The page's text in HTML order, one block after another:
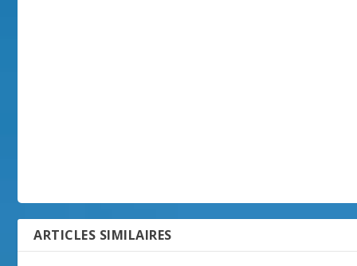
ARTICLES SIMILAIRES